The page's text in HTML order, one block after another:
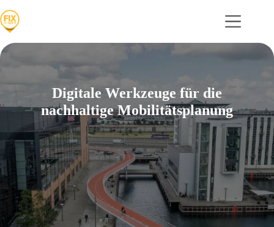
Inhalt
springen
Digitale Werkzeuge für die
nachhaltige Mobilitätsplanung